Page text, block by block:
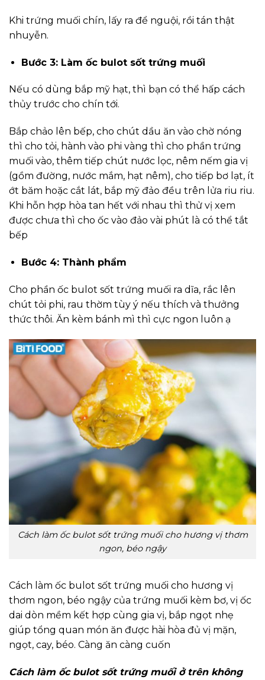
Khi trứng muối chín, lấy ra để nguội, rồi tán thật
nhuyễn.
Bước 3: Làm ốc bulot sốt trứng muối
Nếu có dùng bắp mỹ hạt, thì bạn có thể hấp cách
thủy trước cho chín tới.
Bắp chảo lên bếp, cho chút dầu ăn vào chờ nóng
thì cho tỏi, hành vào phi vàng thì cho phần trứng
muối vào, thêm tiếp chút nước lọc, nêm nếm gia vị
(gồm đường, nước mắm, hạt nêm), cho tiếp bơ lạt, ít
ớt băm hoặc cắt lát, bắp mỹ đảo đều trên lửa riu riu.
Khi hỗn hợp hòa tan hết với nhau thì thử vị xem
được chưa thì cho ốc vào đảo vài phút là có thể tắt
bếp
Bước 4: Thành phẩm
Cho phần ốc bulot sốt trứng muối ra dĩa, rắc lên
chút tỏi phi, rau thờm tùy ý nếu thích và thưởng
thức thôi. Ăn kèm bánh mì thì cực ngon luôn ạ
Cách làm ốc bulot sốt trứng muối cho hương vị thơm
ngon, béo ngậy
Cách làm ốc bulot sốt trứng muối cho hương vị
thơm ngon, béo ngậy của trứng muối kèm bơ, vị ốc
dai dòn mềm kết hợp cùng gia vị, bắp ngọt nhẹ
giúp tổng quan món ăn được hài hòa đủ vị mặn,
ngọt, cay, béo. Càng ăn càng cuốn
Cách làm ốc bulot sốt trứng muối ở trên không